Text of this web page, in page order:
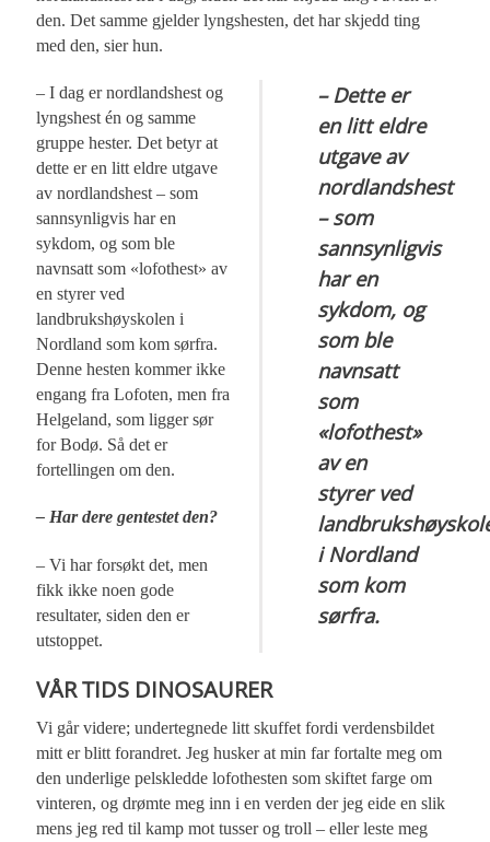
den. Det samme gjelder lyngshesten, det har skjedd ting
med den, sier hun.
– Dette er
en litt eldre
utgave av
nordlandshest
– som
sannsynligvis
har en
sykdom, og
som ble
navnsatt
som
«lofothest»
av en
styrer ved
i Nordland
som kom
sørfra.
– I dag er nordlandshest og
lyngshest én og samme
gruppe hester. Det betyr at
dette er en litt eldre utgave
av nordlandshest – som
sannsynligvis har en
sykdom, og som ble
navnsatt som «lofothest» av
en styrer ved
landbrukshøyskolen i
Nordland som kom sørfra.
Denne hesten kommer ikke
engang fra Lofoten, men fra
Helgeland, som ligger sør
for Bodø. Så det er
fortellingen om den.
– Har dere gentestet den?
– Vi har forsøkt det, men
fikk ikke noen gode
resultater, siden den er
utstoppet.
VÅR TIDS DINOSAURER
Vi går videre; undertegnede litt skuffet fordi verdensbildet
mitt er blitt forandret. Jeg husker at min far fortalte meg om
den underlige pelskledde lofothesten som skiftet farge om
vinteren, og drømte meg inn i en verden der jeg eide en slik
mens jeg red til kamp mot tusser og troll – eller leste meg